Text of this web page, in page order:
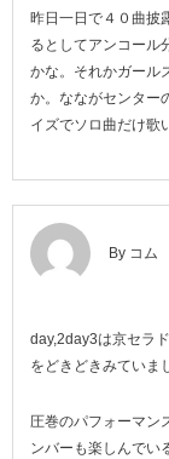
昨日一日で４０曲披
るとしてアンコール
かな。それかガール
か。なながセンター
イズでソロ曲だけ歌
By コム
day,2day3は京セラ
をどきどきみていま
圧巻のパフォーマン
ンバーも楽しんでい